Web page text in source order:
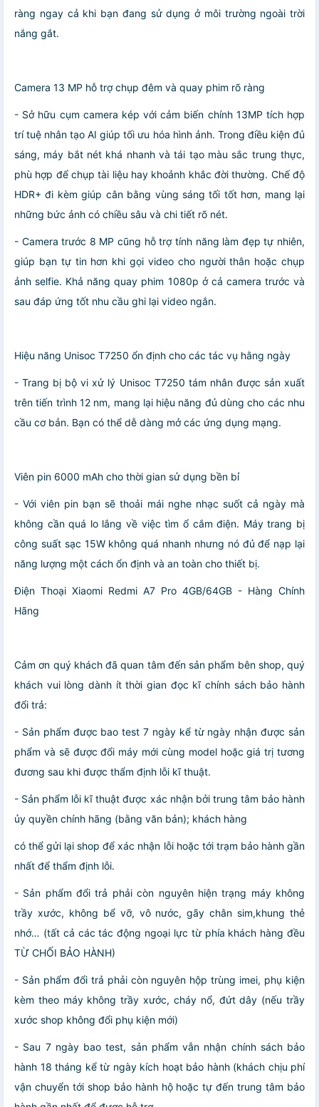
ràng ngay cả khi bạn đang sử dụng ở môi trường ngoài trời
nắng gắt.
Camera 13 MP hỗ trợ chụp đêm và quay phim rõ ràng
- Sở hữu cụm camera kép với cảm biến chính 13MP tích hợp
trí tuệ nhân tạo AI giúp tối ưu hóa hình ảnh. Trong điều kiện đủ
sáng, máy bắt nét khá nhanh và tái tạo màu sắc trung thực,
phù hợp để chụp tài liệu hay khoảnh khắc đời thường. Chế độ
HDR+ đi kèm giúp cân bằng vùng sáng tối tốt hơn, mang lại
những bức ảnh có chiều sâu và chi tiết rõ nét.
- Camera trước 8 MP cũng hỗ trợ tính năng làm đẹp tự nhiên,
giúp bạn tự tin hơn khi gọi video cho người thân hoặc chụp
ảnh selfie. Khả năng quay phim 1080p ở cả camera trước và
sau đáp ứng tốt nhu cầu ghi lại video ngắn.
Hiệu năng Unisoc T7250 ổn định cho các tác vụ hằng ngày
- Trang bị bộ vi xử lý Unisoc T7250 tám nhân được sản xuất
trên tiến trình 12 nm, mang lại hiệu năng đủ dùng cho các nhu
cầu cơ bản. Bạn có thể dễ dàng mở các ứng dụng mạng.
Viên pin 6000 mAh cho thời gian sử dụng bền bỉ
- Với viên pin bạn sẽ thoải mái nghe nhạc suốt cả ngày mà
không cần quá lo lắng về việc tìm ổ cắm điện. Máy trang bị
công suất sạc 15W không quá nhanh nhưng nó đủ để nạp lại
năng lượng một cách ổn định và an toàn cho thiết bị.
Điện Thoại Xiaomi Redmi A7 Pro 4GB/64GB - Hàng Chính
Hãng
Cảm ơn quý khách đã quan tâm đến sản phẩm bên shop, quý
khách vui lòng dành ít thời gian đọc kĩ chính sách bảo hành
đổi trả:
- Sản phẩm được bao test 7 ngày kể từ ngày nhận được sản
phẩm và sẽ được đổi máy mới cùng model hoặc giá trị tương
đương sau khi được thẩm định lỗi kĩ thuật.
- Sản phẩm lỗi kĩ thuật được xác nhận bởi trung tâm bảo hành
ủy quyền chính hãng (bằng văn bản); khách hàng
có thể gửi lại shop để xác nhận lỗi hoặc tới trạm bảo hành gần
nhất để thẩm định lỗi.
- Sản phẩm đổi trả phải còn nguyên hiện trạng máy không
trầy xước, không bể vỡ, vô nước, gãy chân sim,khung thẻ
nhớ… (tất cả các tác động ngoại lực từ phía khách hàng đều
TỪ CHỐI BẢO HÀNH)
- Sản phẩm đổi trả phải còn nguyên hộp trùng imei, phụ kiện
kèm theo máy không trầy xước, cháy nổ, đứt dây (nếu trầy
xước shop không đổi phụ kiện mới)
- Sau 7 ngày bao test, sản phẩm vẫn nhận chính sách bảo
hành 18 tháng kể từ ngày kích hoạt bảo hành (khách chịu phí
vận chuyển tới shop bảo hành hộ hoặc tự đến trung tâm bảo